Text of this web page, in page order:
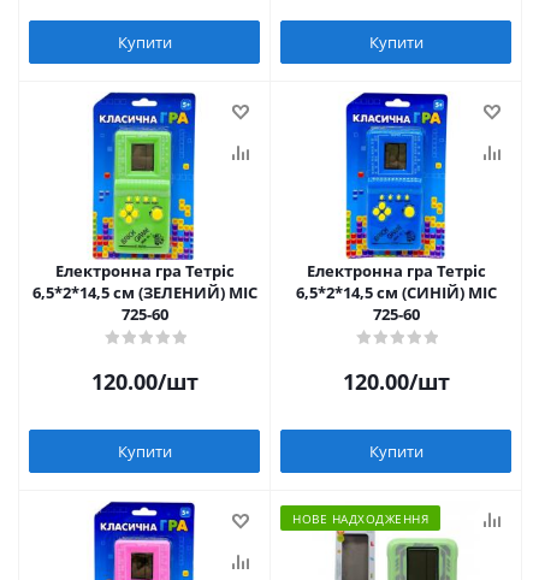
Купити Купити
Електронна гра Тетріс
6,5*2*14,5 см (ЗЕЛЕНИЙ) MIC
725-60
120.00/шт
Купити
Електронна гра Тетріс
6,5*2*14,5 см (СИНІЙ) MIC
725-60
120.00/шт
Купити
НОВЕ НАДХОДЖЕННЯ